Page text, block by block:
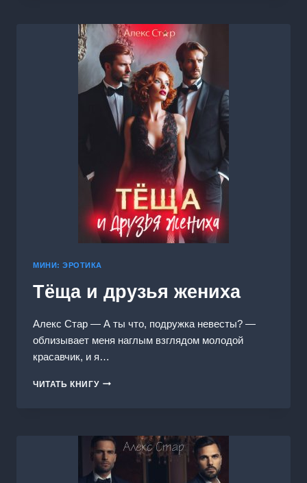
МИНИ: ЭРОТИКА
Тёща и друзья жениха
Алекс Стар — А ты что, подружка невесты? —
облизывает меня наглым взглядом молодой
красавчик, и я…
ЧИТАТЬ КНИГУТЁЩА